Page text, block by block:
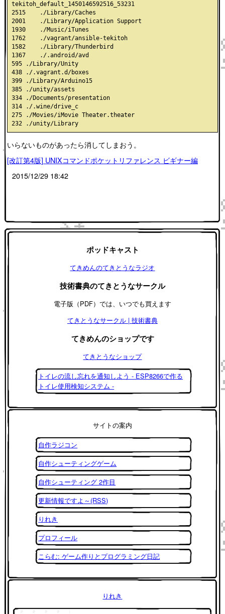
tekitoh_default_1450146592516_53231
2515    ./Library/Caches
2001    ./Library/Application Support
1930    ./Music/iTunes
1762    ./vagrant/ansible-tekitoh
1582    ./Library/Thunderbird
1367    ./.android/avd
595 ./Library/Unity
438 ./.vagrant.d/boxes
399 ./Library/Arduino15
385 ./unity/assets
334 ./Documents/presentation
314 ./.wine/drive_c
275 ./Movies/iMovie Theater.theater
いらないものがあったら消してしまおう。
[改訂第4版] UNIXコマンドポケットリファレンス ビギナー編
2015/12/29 18:42
ポッドキャスト
てきめんのてきとうなラジオ
技術書典のてきとうなサークル
電子版（PDF）では、いつでも買えます
てきとうなサークル | 技術書典
てきめんのショップです
てきとうなショップ
トイレの流し忘れを通知しよう - ESP8266で作る
トイレ使用検知システム -
サイトの案内
自作ラジコン
自作シューティングゲーム
自作シューティング 2作目
更新情報ですよ～(RSS)
りれき
プロフィール
こらむ: ゲーム作りとプログラミング日記
りれき